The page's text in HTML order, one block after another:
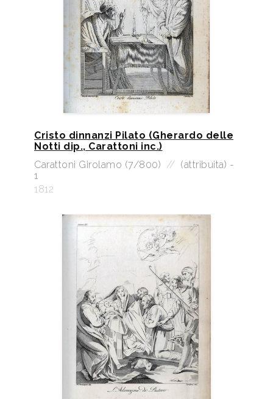
Cristo dinnanzi Pilato (Gherardo delle
Notti dip., Carattoni inc.)
Carattoni Girolamo (7/800) // (attribuita) -
1
1812